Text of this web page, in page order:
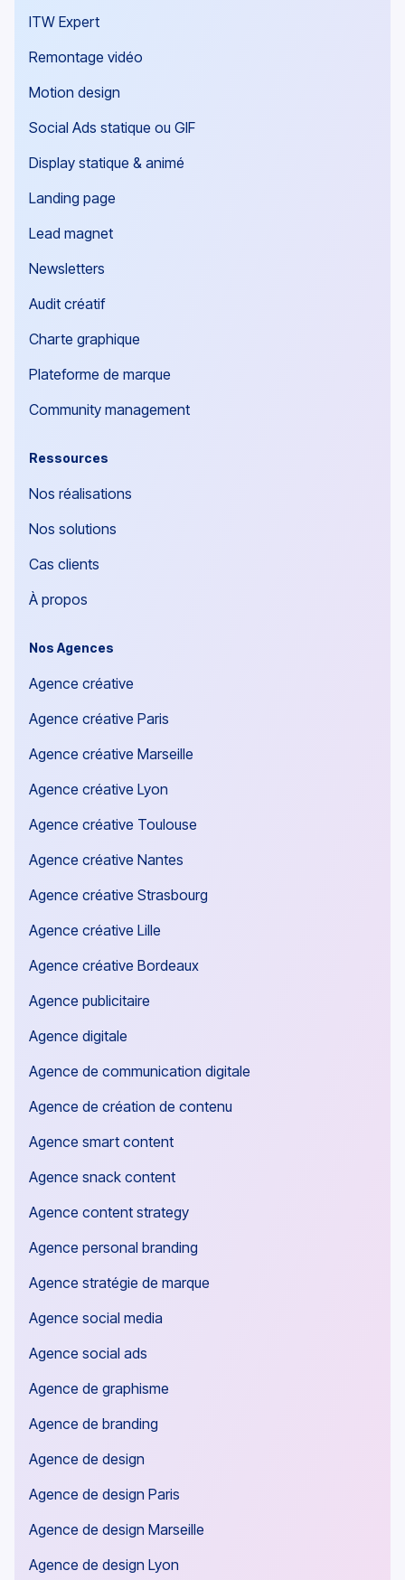
ITW Expert
Remontage vidéo
Motion design
Social Ads statique ou GIF
Display statique & animé
Landing page
Lead magnet
Newsletters
Audit créatif
Charte graphique
Plateforme de marque
Community management
Ressources
Nos réalisations
Nos solutions
Cas clients
À propos
Nos Agences
Agence créative
Agence créative Paris
Agence créative Marseille
Agence créative Lyon
Agence créative Toulouse
Agence créative Nantes
Agence créative Strasbourg
Agence créative Lille
Agence créative Bordeaux
Agence publicitaire
Agence digitale
Agence de communication digitale
Agence de création de contenu
Agence smart content
Agence snack content
Agence content strategy
Agence personal branding
Agence stratégie de marque
Agence social media
Agence social ads
Agence de graphisme
Agence de branding
Agence de design
Agence de design Paris
Agence de design Marseille
Agence de design Lyon